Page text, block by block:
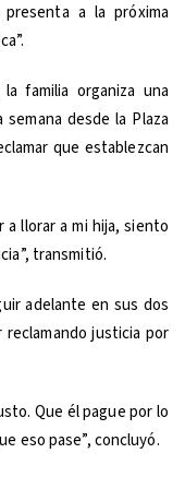
a la próxima
familia organiza una
desde la Plaza
que establezcan
a llorar a mi hija, siento
transmitió.
adelante en sus dos
justicia por
Que él pague por lo
eso pase”, concluyó.